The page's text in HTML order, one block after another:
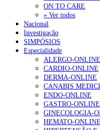
Portugal está a formar os
2026
NOTÍCIAS MAIS LIDAS
Enfermagem
gesto conta e
203 visualizações
1.º Episódio do
ON TO CARE
» Ver todos
Nacional
Investigação
SIMPÓSIOS
Especialidade
ALERGO-ONLINE
CARDIO-ONLINE
DERMA-ONLINE
CANABIS
ENDO-ONLINE
GASTRO-ONLINE
GINECOLOGIA-
HEMATO-ONLINE